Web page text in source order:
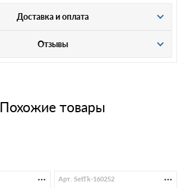
Доставка и оплата
Отзывы
Похожие товары
Арт. SetTk-160252